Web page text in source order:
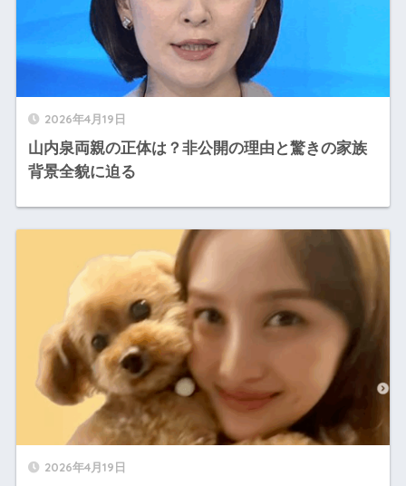
2026年4月19日
山内泉両親の正体は？非公開の理由と驚きの家族
背景全貌に迫る
2026年4月19日